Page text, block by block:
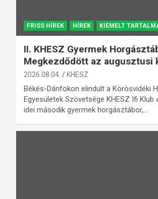
FRISS HÍREK HÍREK KIEMELT
II. KHESZ Gyermek
Megkezdődött az augusztusi
2026.08.04. KHESZ
Békés-Dánfokon elindult a Körösvidéki
Egyesületek Szövetsége KHESZ Ifi
idei második gyermek horgásztábor,…